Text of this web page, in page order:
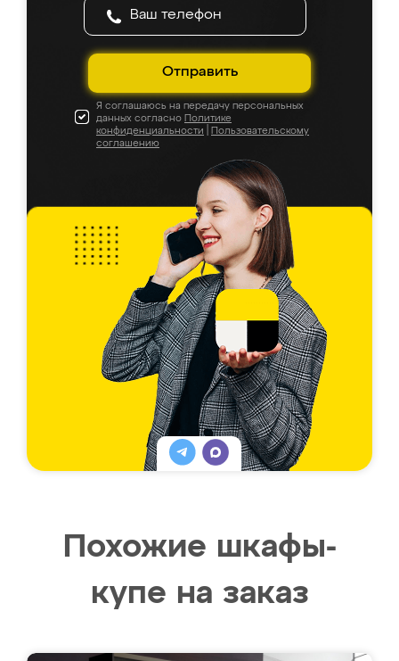
Отправить
Я соглашаюсь на передачу персональных
данных согласно Политике
конфиденциальности
Пользовательскому
соглашению
Похожие шкафы-
купе на заказ